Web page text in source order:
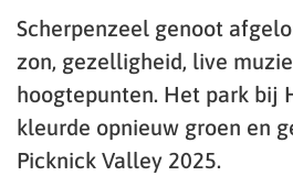
Scherpenzeel genoot
zon, gezelligheid, live
hoogtepunten. Het park bij
kleurde opnieuw groen en
Picknick Valley 2025.